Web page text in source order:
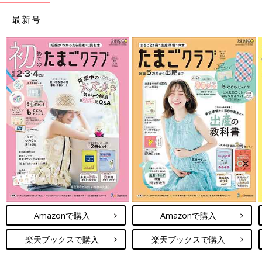
最新号
Amazonで購入
楽天ブックスで購入
Amazonで購入
楽天ブックスで購入